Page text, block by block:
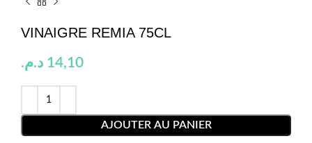
VINAIGRE REMIA 75CL
14,10 د.م.
AJOUTER AU PANIER